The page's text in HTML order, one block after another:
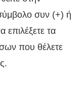
συν (+) ή
τα
που θέλετε